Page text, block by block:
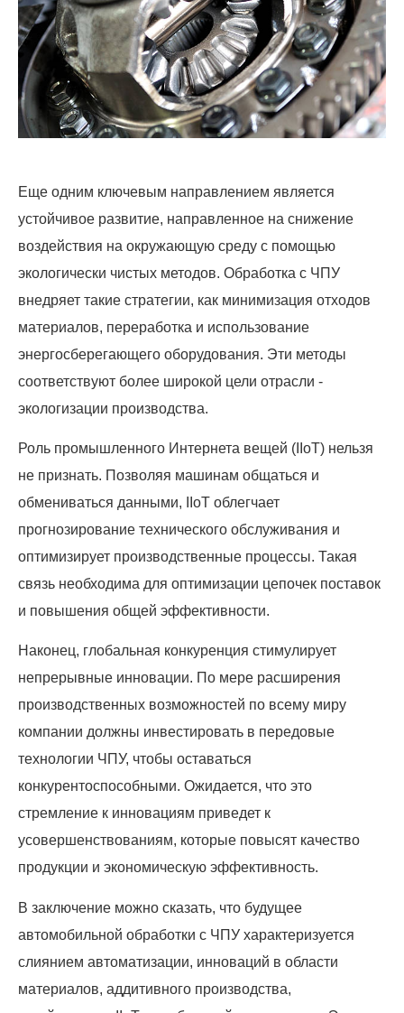
Еще одним ключевым направлением является
устойчивое развитие, направленное на снижение
воздействия на окружающую среду с помощью
экологически чистых методов. Обработка с ЧПУ
внедряет такие стратегии, как минимизация отходов
материалов, переработка и использование
энергосберегающего оборудования. Эти методы
соответствуют более широкой цели отрасли -
экологизации производства.
Роль промышленного Интернета вещей (IIoT) нельзя
не признать. Позволяя машинам общаться и
обмениваться данными, IIoT облегчает
прогнозирование технического обслуживания и
оптимизирует производственные процессы. Такая
связь необходима для оптимизации цепочек поставок
и повышения общей эффективности.
Наконец, глобальная конкуренция стимулирует
непрерывные инновации. По мере расширения
производственных возможностей по всему миру
компании должны инвестировать в передовые
технологии ЧПУ, чтобы оставаться
конкурентоспособными. Ожидается, что это
стремление к инновациям приведет к
усовершенствованиям, которые повысят качество
продукции и экономическую эффективность.
В заключение можно сказать, что будущее
автомобильной обработки с ЧПУ характеризуется
слиянием автоматизации, инноваций в области
материалов, аддитивного производства,